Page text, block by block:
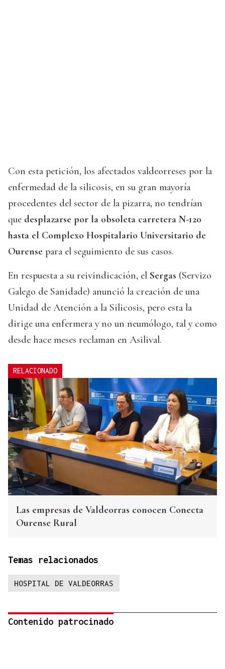
Con esta petición, los afectados valdeorreses por la
enfermedad de la silicosis, en su gran mayoría
procedentes del sector de la pizarra, no tendrían
que desplazarse por la obsoleta carretera N-120
hasta el Complexo Hospitalario Universitario de
Ourense para el seguimiento de sus casos.
En respuesta a su reivindicación, el Sergas (Servizo
Galego de Sanidade) anunció la creación de una
Unidad de Atención a la Silicosis, pero esta la
dirige una enfermera y no un neumólogo, tal y como
desde hace meses reclaman en Asilival.
RELACIONADO
Las empresas de Valdeorras conocen Conecta
Ourense Rural
Temas relacionados
HOSPITAL DE VALDEORRAS
Contenido patrocinado